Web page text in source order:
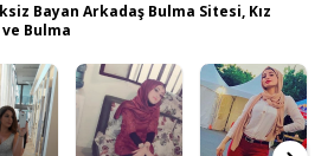
Bayan Arkadaş Bulma Sitesi, Kız
Bulma